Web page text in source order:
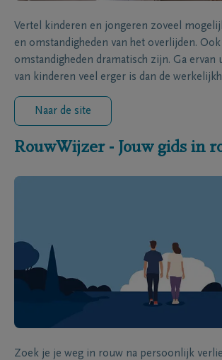
Vertel kinderen en jongeren zoveel
en omstandigheden van het overlijden. Ook
omstandigheden dramatisch zijn. Ga ervan
van kinderen veel erger is dan de
Naar de site
RouwWijzer - Jouw gids in
Zoek je je weg in rouw na persoonlijk